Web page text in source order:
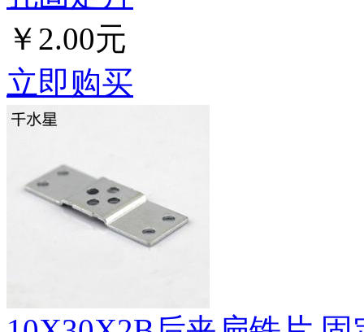
￥2.00元
立即购买